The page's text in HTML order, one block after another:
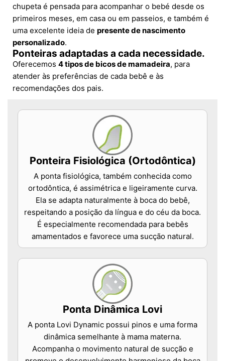
chupeta é pensada para acompanhar o bebé desde os
primeiros meses, em casa ou em passeios, e também é
uma excelente ideia de presente de nascimento
personalizado.
Ponteiras adaptadas a cada necessidade.
Oferecemos 4 tipos de bicos de mamadeira, para
atender às preferências de cada bebê e às
recomendações dos pais.
Ponteira Fisiológica (Ortodôntica)
A ponta fisiológica, também conhecida como
ortodôntica, é assimétrica e ligeiramente curva.
Ela se adapta naturalmente à boca do bebê,
respeitando a posição da língua e do céu da boca.
É especialmente recomendada para bebês
amamentados e favorece uma sucção natural.
Ponta Dinâmica Lovi
A ponta Lovi Dynamic possui pinos e uma forma
dinâmica semelhante à mama materna.
Acompanha o movimento natural de sucção e